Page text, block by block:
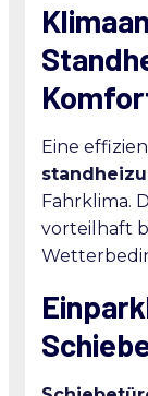
Eine
Fahrklima.
vorteilhaft